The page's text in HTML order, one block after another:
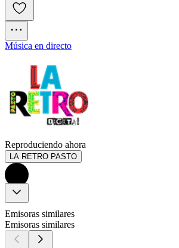
Música en directo
Reproduciendo ahora
LA RETRO PASTO
Emisoras similares
Emisoras similares